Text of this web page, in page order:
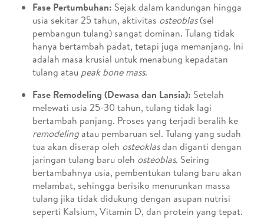
Fase Pertumbuhan: Sejak dalam kandungan hingga
usia sekitar 25 tahun, aktivitas osteoblas(sel
pembangun tulang) sangat dominan. Tulang tidak
hanya bertambah padat, tetapi juga memanjang. Ini
adalah masa krusial untuk menabung kepadatan
tulang atau peak bone mass.
Fase Remodeling (Dewasa dan Lansia): Setelah
melewati usia 25-30 tahun, tulang tidak lagi
bertambah panjang. Proses yang terjadi beralih ke
remodelingatau pembaruan sel. Tulang yang sudah
tua akan diserap oleh osteoklasdan diganti dengan
jaringan tulang baru oleh osteoblas. Seiring
bertambahnya usia, pembentukan tulang baru akan
melambat, sehingga berisiko menurunkan massa
tulang jika tidak didukung dengan asupan nutrisi
seperti Kalsium, Vitamin D, dan protein yang tepat.